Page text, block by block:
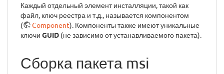
Каждый отдельный элемент инсталляции, такой как
файл, ключ реестра и т.д., называется компонентом
(
Component). Компоненты также имеют уникальные
ключи GUID (не зависимо от устанавливаемого пакета).
Сборка пакета msi